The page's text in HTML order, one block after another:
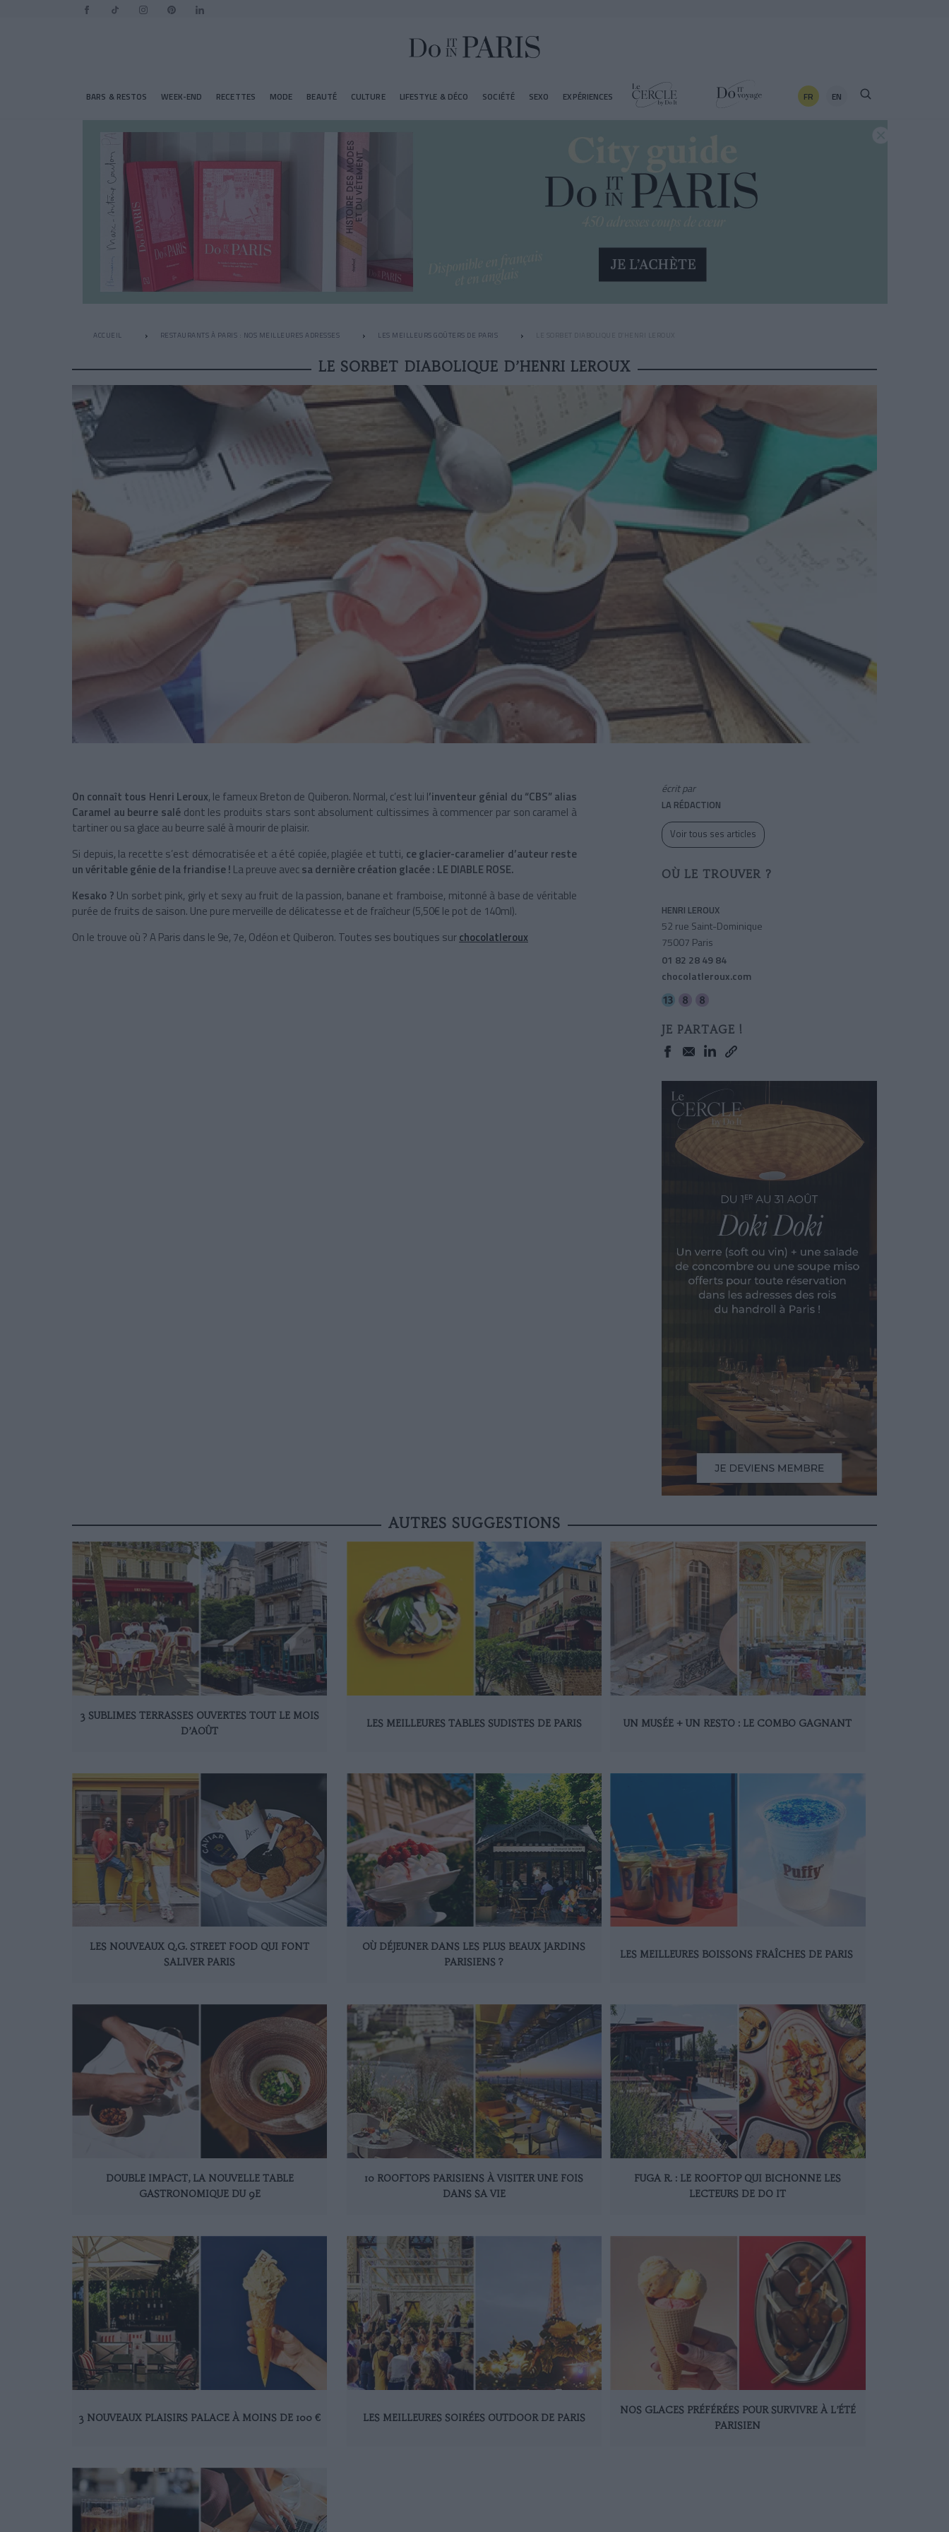
BARS & RESTOS WEEK-END RECETTES MODE BEAUTÉ CULTURE LIFESTYLE & DÉCO SOCIÉTÉ SEXO EXPÉRIENCES FR EN
ACCUEIL RESTAURANTS À PARIS : NOS MEILLEURES ADRESSES LES MEILLEURS GOÛTERS DE PARIS LE SORBET DIABOLIQUE D’HENRI LEROUX
LE SORBET DIABOLIQUE D’HENRI LEROUX
On connaît tous Henri Leroux, le fameux Breton de Quiberon. Normal, c’est lui l’inventeur génial du “CBS” alias
Caramel au beurre salé dont les produits stars sont absolument cultissimes à commencer par son caramel à
tartiner ou sa glace au beurre salé à mourir de plaisir.
Si depuis, la recette s’est démocratisée et a été copiée, plagiée et tutti, ce glacier-caramelier d’auteur reste
un véritable génie de la friandise ! La preuve avecsa dernière création glacée : LE DIABLE ROSE.
Kesako ? Un sorbet pink, girly et sexy au fruit de la passion, banane et framboise, mitonné à base de véritable
purée de fruits de saison. Une pure merveille de délicatesse et de fraîcheur (5,50€ le pot de 140ml).
On le trouve où ? A Paris dans le 9e, 7e, Odéon et Quiberon. Toutes ses boutiques surchocolatleroux
écrit par
LA RÉDACTION
Voir tous ses articles
OÙ LE TROUVER ?
HENRI LEROUX
52 rue Saint-Dominique
75007 Paris
01 82 28 49 84
chocolatleroux.com
JE PARTAGE !
AUTRES SUGGESTIONS
3 SUBLIMES TERRASSES OUVERTES TOUT LE MOIS
D’AOÛT
LES MEILLEURES TABLES SUDISTES DE PARIS UN MUSÉE + UN RESTO : LE COMBO GAGNANT
LES NOUVEAUX Q.G. STREET FOOD QUI FONT
SALIVER PARIS
OÙ DÉJEUNER DANS LES PLUS BEAUX JARDINS
PARISIENS ?
LES MEILLEURES BOISSONS FRAÎCHES DE PARIS
DOUBLE IMPACT, LA NOUVELLE TABLE
GASTRONOMIQUE DU 9E
10 ROOFTOPS PARISIENS À VISITER UNE FOIS
DANS SA VIE
FUGA R. : LE ROOFTOP QUI BICHONNE LES
LECTEURS DE DO IT
3 NOUVEAUX PLAISIRS PALACE À MOINS DE 100 € LES MEILLEURES SOIRÉES OUTDOOR DE PARIS
NOS GLACES PRÉFÉRÉES POUR SURVIVRE À L’ÉTÉ
PARISIEN